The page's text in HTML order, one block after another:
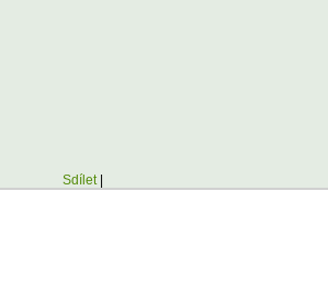
Sdílet